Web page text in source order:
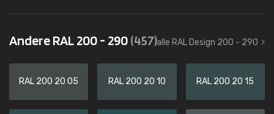
Andere RAL 200 - 290(457)alle RAL Design 200 - 290
RAL 200 20 05 RAL 200 20 10 RAL 200 20 15